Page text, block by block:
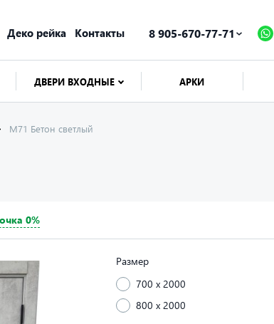
Деко рейка Контакты 8 905-670-77-71
ДВЕРИ ВХОДНЫЕ АРКИ
М71 Бетон светлый
0%
Размер
700 x 2000
800 x 2000